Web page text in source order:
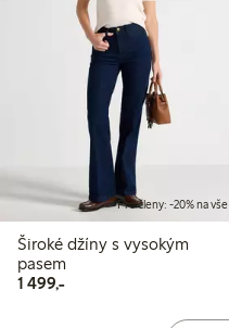
Pro členy: -20% na vše
Široké džíny s vysokým
pasem
1 499,-1 499,00 Kč